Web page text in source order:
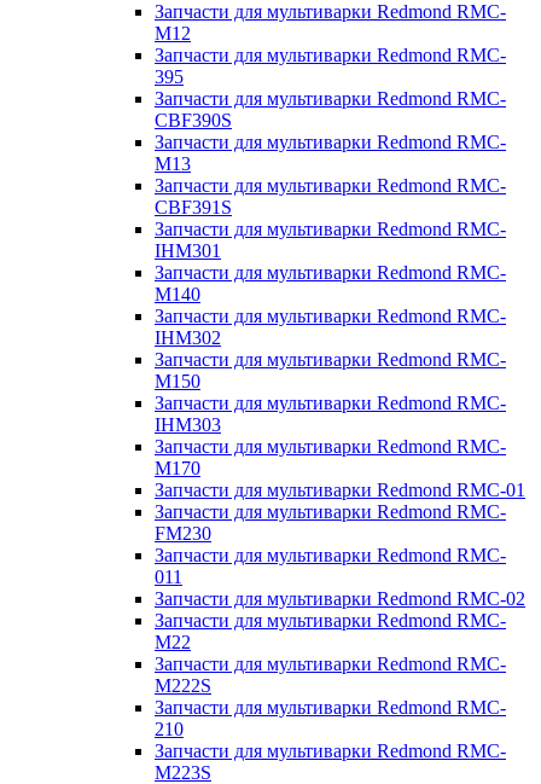
Запчасти для мультиварки Redmond RMC-
M12
Запчасти для мультиварки Redmond RMC-
395
Запчасти для мультиварки Redmond RMC-
CBF390S
Запчасти для мультиварки Redmond RMC-
M13
Запчасти для мультиварки Redmond RMC-
CBF391S
Запчасти для мультиварки Redmond RMC-
IHM301
Запчасти для мультиварки Redmond RMC-
M140
Запчасти для мультиварки Redmond RMC-
IHM302
Запчасти для мультиварки Redmond RMC-
M150
Запчасти для мультиварки Redmond RMC-
IHM303
Запчасти для мультиварки Redmond RMC-
M170
Запчасти для мультиварки Redmond RMC-01
Запчасти для мультиварки Redmond RMC-
FM230
Запчасти для мультиварки Redmond RMC-
011
Запчасти для мультиварки Redmond RMC-02
Запчасти для мультиварки Redmond RMC-
M22
Запчасти для мультиварки Redmond RMC-
M222S
Запчасти для мультиварки Redmond RMC-
210
Запчасти для мультиварки Redmond RMC-
M223S